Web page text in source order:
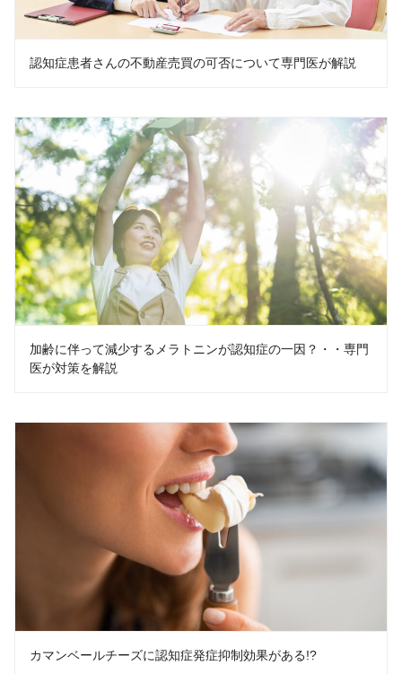
認知症患者さんの不動産売買の可否について専門医が解説
加齢に伴って減少するメラトニンが認知症の一因？・・専門
医が対策を解説
カマンベールチーズに認知症発症抑制効果がある!?